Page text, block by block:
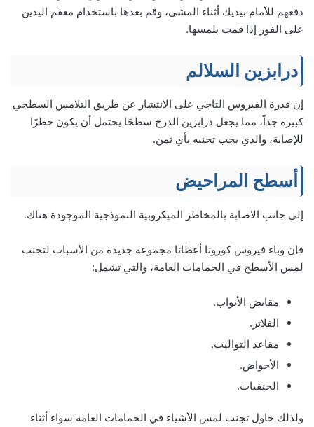
دفعهم للأمام بيديك أثناء المشي، وقم بعدها باستخدام معقم اليدين
على الفور إذا قمت بلمسها.
درابزين السلالم
إن قدرة الفيروس التاجي على الانتشار عن طريق التلامس السطحي
كبيرة جداً، مما يجعل درابزين الدرج سطحًا يحتمل أن يكون خطرًا
للإصابة، والذي يجب تجنبه بأي ثمن.
أسطح المراحيض
إلى جانب الاصابة بالمخاطر الميكروبية النموذجية الموجودة هناك.
فإن وباء فيروس كورونا أعطانا مجموعة جديدة من الأسباب لتجنب
لمس الأسطح في الحمامات العامة، والتي تشمل:
مقابض الأبواب.
الفلاتر.
مقاعد التواليت.
الأحواض.
الحنفيات.
ولذلك حاول تجنب لمس الأشياء في الحمامات العامة سواء أثناء